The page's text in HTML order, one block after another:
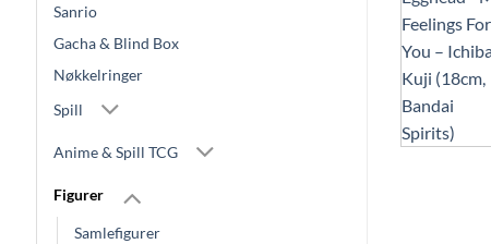
Sanrio
Gacha & Blind Box
Nøkkelringer
Spill
Anime & Spill TCG
Figurer
Samlefigurer